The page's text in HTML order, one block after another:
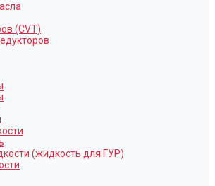
(CVT)
(жидкость для ГУР)